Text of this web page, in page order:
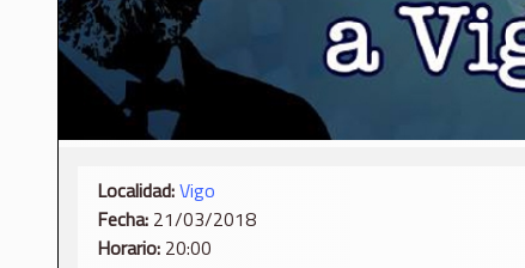
Localidad:Vigo
Fecha: 21/03/2018
Horario: 20:00